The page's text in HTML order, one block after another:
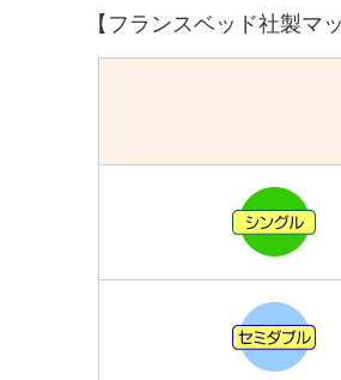
【フランスベッド社製マ